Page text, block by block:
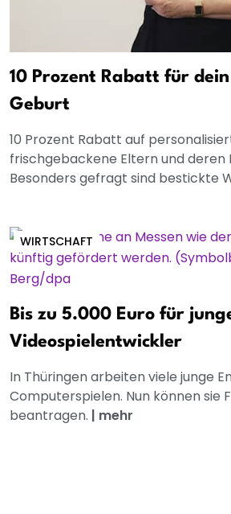
10 Prozent Rabatt für
Geburt
10 Prozent Rabatt auf
frischgebackene Eltern und deren
Besonders gefragt sind bestickte
WIRTSCHAFT
Bis zu 5.000 Euro für
Videospielentwickler
In Thüringen arbeiten viele junge
Computerspielen. Nun können sie
beantragen. | mehr